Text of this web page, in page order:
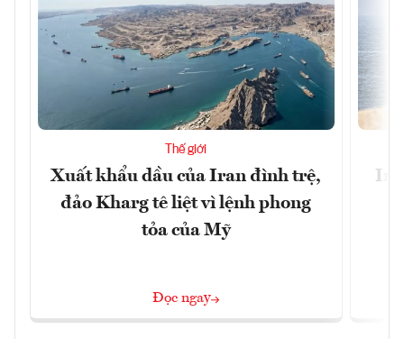
Thế giới
Xuất khẩu dầu của Iran đình trệ,
đảo Kharg tê liệt vì lệnh phong
tỏa của Mỹ
Đọc ngay